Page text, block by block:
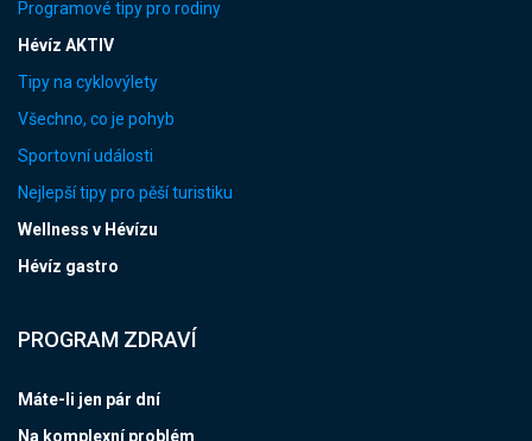
Programové tipy pro rodiny
Hévíz AKTIV
Tipy na cyklovýlety
Všechno, co je pohyb
Sportovní události
Nejlepší tipy pro pěší turistiku
Wellness v Hévízu
Hévíz gastro
PROGRAM ZDRAVÍ
Máte-li jen pár dní
Na komplexní problém